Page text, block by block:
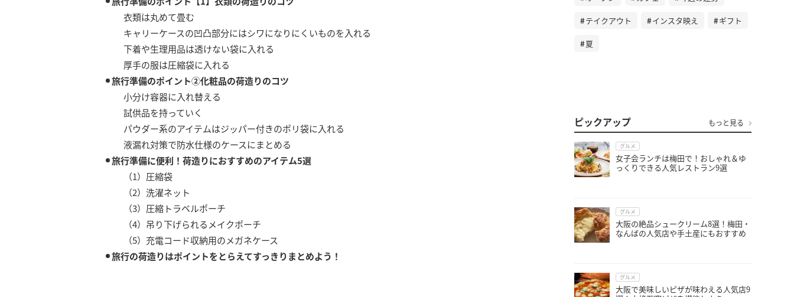
衣類は丸めて畳む
キャリーケースの凹凸部分にはシワになりにくいものを入れる
下着や生理用品は透けない袋に入れる
厚手の服は圧縮袋に入れる
旅行準備のポイント②化粧品の荷造りのコツ
小分け容器に入れ替える
試供品を持っていく
パウダー系のアイテムはジッパー付きのポリ袋に入れる
液漏れ対策で防水仕様のケースにまとめる
旅行準備に便利！荷造りにおすすめのアイテム5選
（1）圧縮袋
（2）洗濯ネット
（3）圧縮トラベルポーチ
（4）吊り下げられるメイクポーチ
（5）充電コード収納用のメガネケース
旅行の荷造りはポイントをとらえてすっきりまとめよう！
テイクアウト インスタ映え ギフト
夏
ピックアップ もっと見る
グルメ
女子会ランチは梅田で！おしゃれ＆ゆ
っくりできる人気レストラン9選
グルメ
大阪の絶品シュークリーム8選！梅田・
なんばの人気店や手土産にもおすすめ
グルメ
大阪で美味しいピザが味わえる人気店9